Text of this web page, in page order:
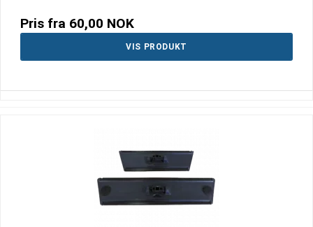
Pris fra 60,00 NOK
VIS PRODUKT